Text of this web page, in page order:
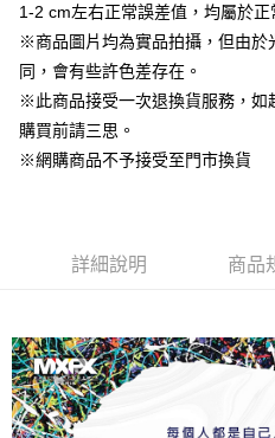
便利好安心！
１．簡單：不需註冊會員、不需綁卡、
２．便利：只要手機號碼，簡訊認證，
３．安心：先確認商品／服務後，再付
１．於結帳方式選擇「AFTEE先享後
結帳頁面，進行簡訊認證並確認金額後
購買商品的店家。未經商家同意取消
客戶支援中心」https://
【注意事項】
１．透過由恩沛科技股份有限公司提
運送方式
全家取貨付款
每筆NT$60，滿NT$1,500(含以上
7-11取貨付款
每筆NT$100，滿NT$1,500(含以上
1-2 cm左右正常誤差值，均屬於正
※商品圖片均為實品拍攝，但由於
同，會有些許色差存在。
※此商品接受一次退換貨服務，如
購買前請三思。
※網購商品不予接受至門市換貨
詳細說明 商品